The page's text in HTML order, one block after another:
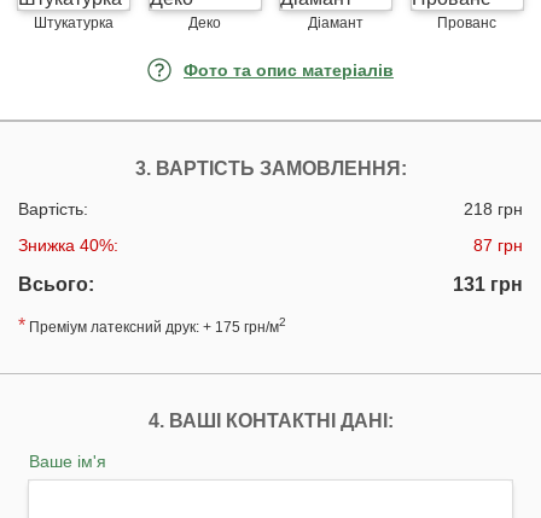
Штукатурка Деко Діамант Прованс
Фото та опис матеріалів
3. ВАРТІСТЬ ЗАМОВЛЕННЯ:
Вартість:
218 грн
Знижка 40%:
87 грн
Всього:
131 грн
* Преміум латексний друк: + 175 грн/м2
4. ВАШІ КОНТАКТНІ ДАНІ:
Ваше ім'я